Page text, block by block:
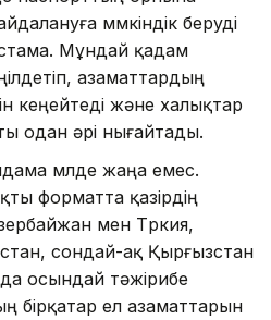
мүмкіндік беруді
Мұндай қадам
азаматтардың
кеңейтеді және халықтар
одан әрі нығайтады.
мүлде жаңа емес.
форматта қазірдің
мен Түркия,
сондай-ақ Қырғызстан
осындай тәжірибе
бірқатар ел азаматтарын